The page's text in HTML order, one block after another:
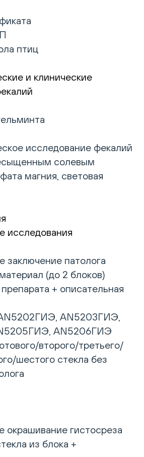
птиц
и клинические
исследование фекалий
солевым
магния, световая
исследования
заключение патолога
(до 2 блоков)
+ описательная
AN5203ГИЭ,
AN5206ГИЭ
второго/третьего/
шестого стекла без
окрашивание гистосреза
из блока +